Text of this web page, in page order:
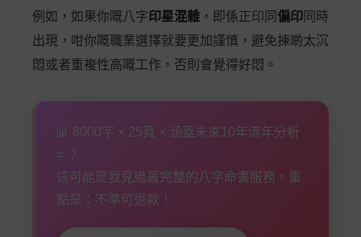
例如，如果你嘅八字印星混雜 ，即係正印同 偏印 同時
出現，咁你嘅職業選擇就要更加謹慎，避免揀啲太沉
悶或者重複性高嘅工作，否則會覺得好悶。
📊 8000字 × 25頁 × 涵蓋未來10年流年分析
= ？
這可能是我見過最完整的八字命書服務。重
點是：不準可退款！